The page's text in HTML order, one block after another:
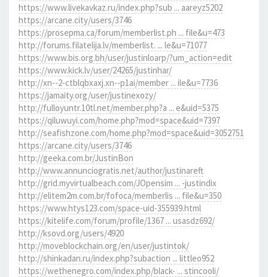
https://www.livekavkaz.ru/index.php?sub ... aareyz5202
https://arcane.city/users/3746
https://prosepma.ca/forum/memberlist.ph ... file&u=473
http://forums.filatelija.lv/memberlist. ... le&u=71077
https://www.bis.org.bh/user/justinloarp/?um_action=edit
https://www.kick.lv/user/24265/justinhar/
http://xn--2-ctblqbxaxj.xn--p1ai/member ... ile&u=7736
https://jamaity.org/user/justinexozy/
http://fulloyuntr.10tl.net/member.php?a ... e&uid=5375
https://qiluwuyi.com/home.php?mod=space&uid=7397
http://seafishzone.com/home.php?mod=space&uid=3052751
https://arcane.city/users/3746
http://geeka.com.br/JustinBon
http://www.annunciogratis.net/author/justinareft
http://grid.myvirtualbeach.com/JOpensim ... -justindix
http://elitem2m.com.br/fofoca/memberlis ... file&u=350
https://www.htys123.com/space-uid-355939.html
https://kitelife.com/forum/profile/1367 ... usasdz692/
http://ksovd.org/users/4920
http://moveblockchain.org/en/user/justintok/
http://shinkadan.ru/index.php?subaction ... littleo952
https://wethenegro.com/index.php/black- ... stincooli/